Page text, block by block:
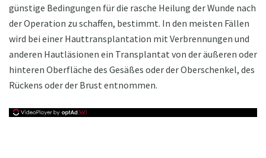
günstige Bedingungen für die rasche Heilung der Wunde nach
der Operation zu schaffen, bestimmt. In den meisten Fällen
wird bei einer Hauttransplantation mit Verbrennungen und
anderen Hautläsionen ein Transplantat von der äußeren oder
hinteren Oberfläche des Gesäßes oder der Oberschenkel, des
Rückens oder der Brust entnommen.